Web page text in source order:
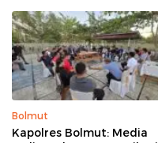
Bolmut
Kapolres Bolmut: Media